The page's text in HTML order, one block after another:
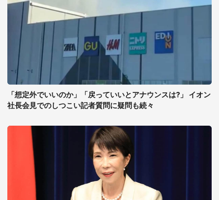
「想定外でいいのか」「戻っていいとアナウンスは?」 イオン
社長会見でのしつこい記者質問に疑問も続々